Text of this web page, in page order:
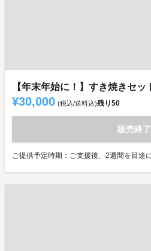
【年末年始に！】すき焼きセ
¥30,000 (税込/送料込)残り50
販売終了
ご提供予定時期：ご支援後、2週間を目途